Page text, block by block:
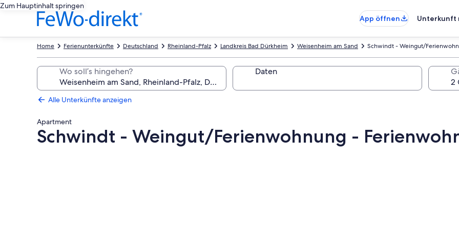
Zum Hauptinhalt springen
App öffnen
Unterkunft
Schwindt - Weingut/
Weisenheim am Sand
Landkreis Bad Dürkheim
Rheinland-Pfalz
Deutschland
Ferienunterkünfte
Home
Wo soll’s hingehen? Daten
Alle Unterkünfte anzeigen
Apartment
Schwindt - Weingut/Ferienwohnung -